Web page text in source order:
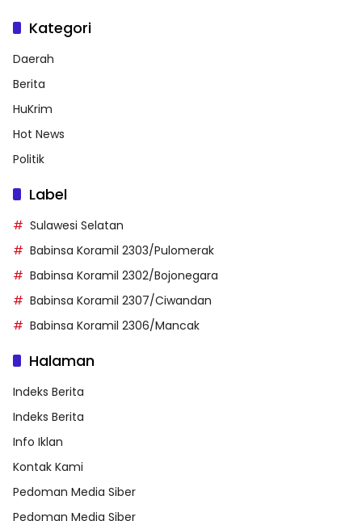
Kategori
Daerah
Berita
HuKrim
Hot News
Politik
Label
Sulawesi Selatan
Babinsa Koramil 2303/Pulomerak
Babinsa Koramil 2302/Bojonegara
Babinsa Koramil 2307/Ciwandan
Babinsa Koramil 2306/Mancak
Halaman
Indeks Berita
Indeks Berita
Info Iklan
Kontak Kami
Pedoman Media Siber
Pedoman Media Siber